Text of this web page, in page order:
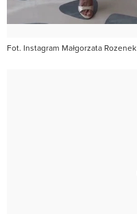
Fot. Instagram Małgorzata Rozenek